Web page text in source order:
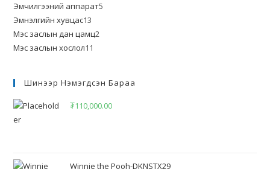
Эмчилгээний аппарат5
Эмнэлгийн хувцас13
Мэс заслын дан цамц2
Мэс заслын хослол11
Шинээр Нэмэгдсэн Бараа
₮110,000.00
Winnie the Pooh-DKNSTX29